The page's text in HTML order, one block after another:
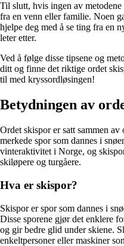
Til slutt, hvis ingen av
fra en venn eller familie. Noen
hjelpe deg med å se ting fra en
leter etter.
Ved å følge disse tipsene og
ditt og finne det riktige ordet
til med kryssordløsingen!
Betydningen av
Ordet skispor er satt sammen
merkede spor som dannes i
vinteraktivitet i Norge, og
skiløpere og turgåere.
Hva er skispor?
Skispor er spor som dannes i
Disse sporene gjør det enklere
og gir bedre glid under skiene.
enkeltpersoner eller maskiner